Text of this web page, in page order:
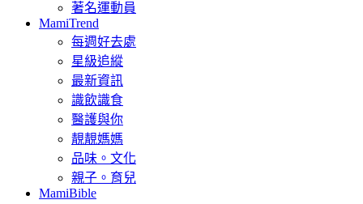
著名運動員
MamiTrend
每週好去處
星級追縱
最新資訊
識飲識食
醫護與你
靚靚媽媽
品味。文化
親子。育兒
MamiBible